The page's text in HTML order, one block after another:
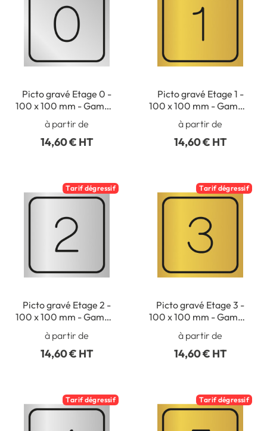
Picto gravé Etage 0 -
100 x 100 mm - Gamme
à partir de
14,60 € HT
Picto gravé Etage 1 -
100 x 100 mm - Gamme
à partir de
14,60 € HT
Tarif dégressif
Picto gravé Etage 2 -
100 x 100 mm - Gamme
à partir de
14,60 € HT
Tarif dégressif
Picto gravé Etage 3 -
100 x 100 mm - Gamme
à partir de
14,60 € HT
Tarif dégressif Tarif dégressif